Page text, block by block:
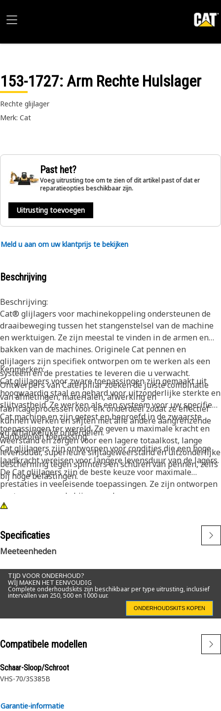
153-1727: Arm Rechte Hulslager
Rechte glijlager
Merk: Cat
Past het?
Voeg uitrusting toe om te zien of dit artikel past of dat er
reparatieopties beschikbaar zijn.
Uitrusting toevoegen
Meld u aan om uw klantprijs te bekijken
Beschrijving
Beschrijving:
Cat® glijlagers voor machinekoppeling ondersteunen de
draaibeweging tussen het stangenstelsel van de machine
en werktuigen. Ze zijn meestal te vinden in de armen en
bakken van de machines. Originele Cat pennen en
glijlagers zijn specifiek ontworpen om te werken als een
systeem en de prestaties te leveren die u verwacht.
Ontwerpers van Caterpillar zoeken de juiste combinatie
van afmetingen, materialen, afwerking en
fabricageprocessen voor elk onderdeel zodat ze effectief
kunnen werken en slijten met alle andere aangrenzende
en afhankelijke onderdelen.
Kenmerken:
Cat glijlagers voor zware toepassingen zijn gemaakt uit
hoogwaardig staal en gehard voor uitzonderlijke sterkte en
slijtvastheid. Ze werken als een systeem voor uw specifieke
Cat machine en zijn getest en beproefd in de zwaarste
toepassingen ter wereld. Ze geven u maximale kracht en
weerstand en zorgen voor een lagere totaalkost, lange
levensduur, superieure slijtageweerstand en uitzonderlijke
bescherming tegen splinters en schuren van pennen, zelfs
bij hoge belastingen.
Aanbevolen toepassing:
Cat glijlagers zijn ontworpen voor condities die een hoge
laadkracht vereisen voor langere levensduur van de lagers.
De Cat glijlagers zijn de beste keuze voor maximale
prestaties in veeleisende toepassingen. Ze zijn ontworpen
om te passen op de bijpassende pen.
Specificaties
Meeteenheden
TIJD VOOR ONDERHOUD?
WIJ MAKEN HET EENVOUDIG
Complete onderhoudskits zijn beschikbaar per type uitrusting, inclusief
intervallen van 250, 500 en 1000 uur.
ONDERHOUDSKITS KOPEN
Compatibele modellen
Schaar-Sloop/Schroot
VHS-70/3S385B
Garantie-informatie